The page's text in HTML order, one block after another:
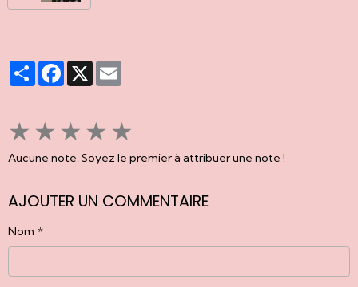
PartagerFacebook
X
★ ★ ★ ★ ★
Aucune note. Soyez le premier à attribuer une note !
AJOUTER UN COMMENTAIRE
Nom